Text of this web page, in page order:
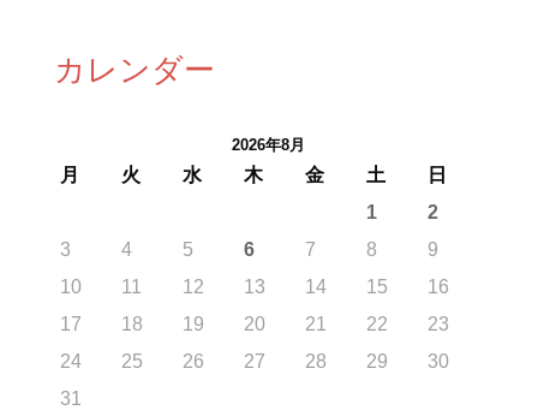
カレンダー
2026年8月
月 火 水 木 金 土
日
1
2
3
4 5 6 7 8
9
10
11 12 13 14 15
16
17
18 19 20 21 22
23
24
25 26 27 28 29
30
31